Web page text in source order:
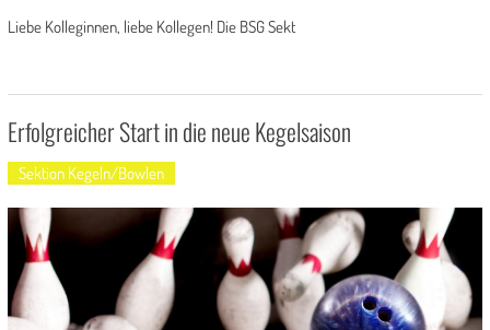
Liebe Kolleginnen, liebe Kollegen! Die BSG Sekt
Erfolgreicher Start in die neue Kegelsaison
Sektion Kegeln/Bowlen